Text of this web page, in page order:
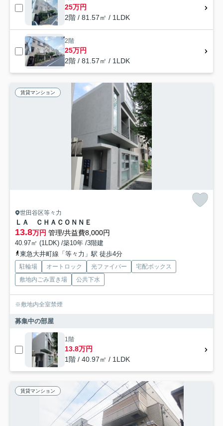
25万円
2階 / 81.57㎡ / 1LDK
2階
25万円
2階 / 81.57㎡ / 1LDK
賃貸マンション
世田谷区等々力
ＬＡ ＣＨＡＣＯＮＮＥ
13.8万円 管理/共益費8,000円
40.97㎡ (1LDK) /築10年 /3階建
東急大井町線「等々力」駅 徒歩4分
駐輪場 オートロック 光ファイバー
宅配ボックス
敷地内ごみ置き場
公共下水
※敷地内全室禁煙
募集中の部屋
1階
13.8万円
1階 / 40.97㎡ / 1LDK
賃貸マンション